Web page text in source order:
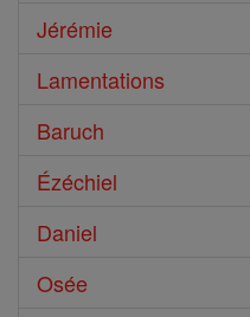
Jérémie
Lamentations
Baruch
Ézéchiel
Daniel
Osée